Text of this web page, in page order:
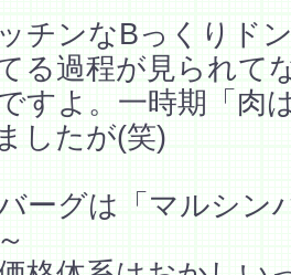
チンなBっくりド
る過程が見られて
すよ。一時期「肉
したが(笑)
ーグは「マルシン